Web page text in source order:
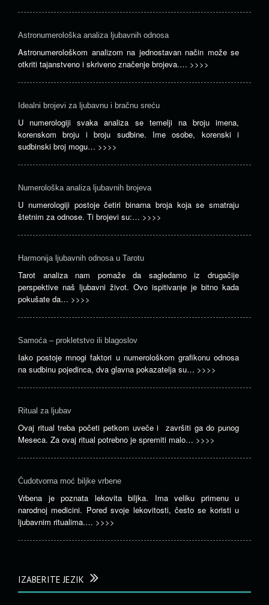
Astronumerološka analiza ljubavnih odnosa
Astronumerološkom analizom na jednostavan način može se
otkriti tajanstveno i skriveno značenje brojeva.… >>>>
Idealni brojevi za ljubavnu i bračnu sreću
U numerologiji svaka analiza se temelji na broju imena,
korenskom broju i broju sudbine. Ime osobe, korenski i
sudbinski broj mogu… >>>>
Numerološka analiza ljubavnih brojeva
U numerologiji postoje četiri binarna broja koja se smatraju
štetnim za odnose. Ti brojevi su:… >>>>
Harmonija ljubavnih odnosa u Tarotu
Tarot analiza nam pomaže da sagledamo iz drugačije
perspektive naš ljubavni život. Ovo ispitivanje je bitno kada
pokušate da… >>>>
Samoća – prokletstvo ili blagoslov
Iako postoje mnogi faktori u numerološkom grafikonu odnosa
na sudbinu pojedinca, dva glavna pokazatelja su… >>>>
Ritual za ljubav
Ovaj ritual treba početi petkom uveče i završiti ga do punog
Meseca. Za ovaj ritual potrebno je spremiti malo… >>>>
Čudotvorna moć biljke vrbene
Vrbena je poznata lekovita biljka. Ima veliku primenu u
narodnoj medicini. Pored svoje lekovitosti, često se koristi u
ljubavnim ritualima.… >>>>
IZABERITE JEZIK